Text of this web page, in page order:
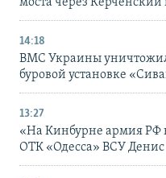
моста через Керченский
14:18
ВМС Украины
буровой установке
13:27
«На Кинбурне армия РФ
ОТК «Одесса» ВСУ